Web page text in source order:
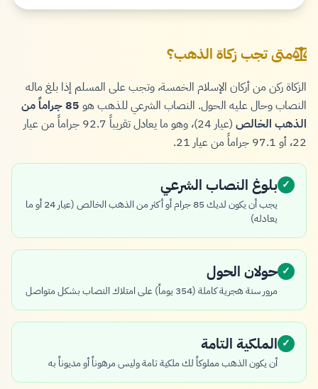
متى تجب زكاة الذهب؟
الزكاة ركن من أركان الإسلام الخمسة، وتجب على المسلم إذا بلغ ماله
النصاب وحال عليه الحول. النصاب الشرعي للذهب هو
85 جراماً من
الذهب الخالص
(عيار 24)، وهو ما يعادل تقريباً 92.7 جراماً من عيار
22، أو 97.1 جراماً من عيار 21.
✓ بلوغ النصاب الشرعي
يجب أن يكون لديك 85 جرام أو أكثر من الذهب الخالص (عيار 24 أو ما
يعادله)
✓ حولان الحول
مرور سنة هجرية كاملة (354 يوماً) على امتلاك النصاب بشكل متواصل
✓ الملكية التامة
أن يكون الذهب مملوكاً لك ملكية تامة وليس مرهوناً أو مديوناً به